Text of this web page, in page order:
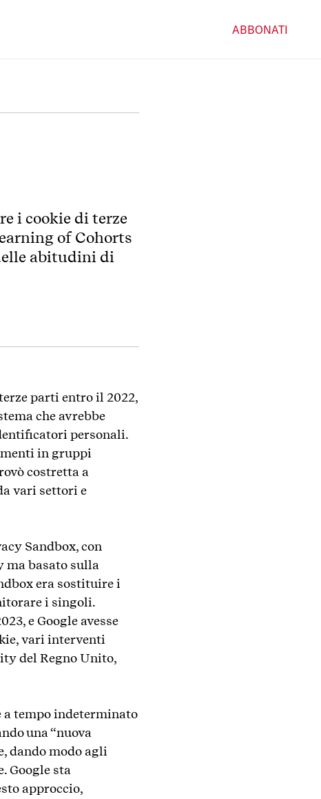
ABBONATI
i cookie di terze
of Cohorts
abitudini di
parti entro il 2022,
che avrebbe
personali.
in gruppi
costretta a
vari settori e
Sandbox, con
ma basato sulla
era sostituire i
i singoli.
e Google avesse
vari interventi
del Regno Unito,
a tempo indeterminato
una “nuova
dando modo agli
Google sta
approccio,